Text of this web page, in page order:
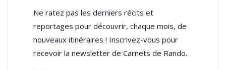
Ne ratez pas les derniers récits et
reportages pour découvrir, chaque mois, de
nouveaux itinéraires ! Inscrivez-vous pour
recevoir la newsletter de Carnets de Rando.